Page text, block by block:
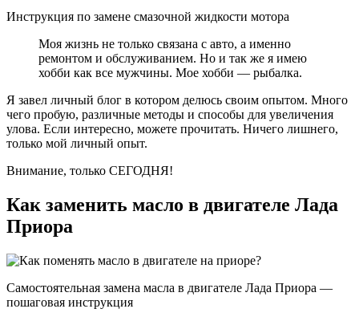
Инструкция по замене смазочной жидкости мотора
Моя жизнь не только связана с авто, а именно
ремонтом и обслуживанием. Но и так же я имею
хобби как все мужчины. Мое хобби — рыбалка.
Я завел личный блог в котором делюсь своим опытом. Много
чего пробую, различные методы и способы для увеличения
улова. Если интересно, можете прочитать. Ничего лишнего,
только мой личный опыт.
Внимание, только СЕГОДНЯ!
Как заменить масло в двигателе Лада
Приора
Самостоятельная замена масла в двигателе Лада Приора —
пошаговая инструкция